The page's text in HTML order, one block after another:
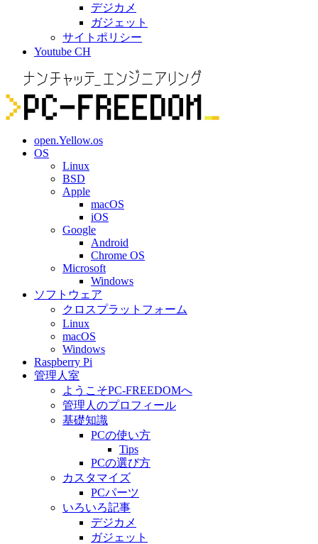
デジカメ
ガジェット
サイトポリシー
Youtube CH
open.Yellow.os
OS
Linux
BSD
Apple
macOS
iOS
Google
Android
Chrome OS
Microsoft
Windows
ソフトウェア
クロスプラットフォーム
Linux
macOS
Windows
Raspberry Pi
管理人室
ようこそPC-FREEDOMへ
管理人のプロフィール
基礎知識
PCの使い方
Tips
PCの選び方
カスタマイズ
PCパーツ
いろいろ記事
デジカメ
ガジェット